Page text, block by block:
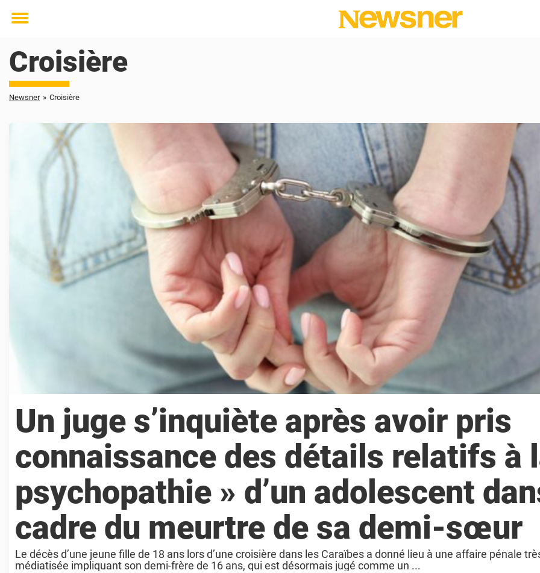
Toggle
Croisière
Newsner » Croisière
Un juge s’inquiète après avoir pris
connaissance des détails relatifs à
psychopathie » d’un adolescent
cadre du meurtre de sa demi-sœur
Le décès d’une jeune fille de 18 ans lors d’une croisière dans les Caraïbes a donné lieu à une affaire pénale
médiatisée impliquant son demi-frère de 16 ans, qui est désormais jugé comme un ...